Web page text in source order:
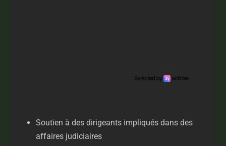
Soutien à des dirigeants impliqués dans des
affaires judiciaires